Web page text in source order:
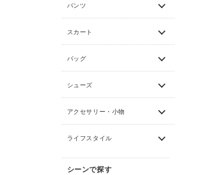
パンツ
スカート
バッグ
シューズ
アクセサリー・小物
ライフスタイル
シーンで探す